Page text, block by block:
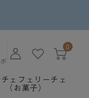
0
チェフェリーチェ
（お菓子）